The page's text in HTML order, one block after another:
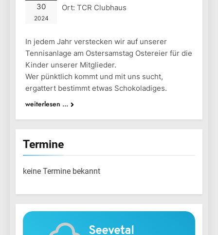
30
2024
Ort: TCR Clubhaus
In jedem Jahr verstecken wir auf unserer
Tennisanlage am Ostersamstag Ostereier für die
Kinder unserer Mitglieder.
Wer pünktlich kommt und mit uns sucht,
ergattert bestimmt etwas Schokoladiges.
weiterlesen ...
Termine
keine Termine bekannt
Seevetal